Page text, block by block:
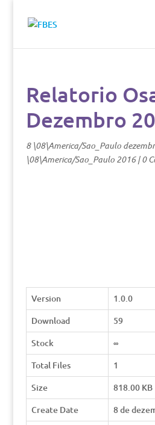
Relatorio
Dezembro
8 \08\America/Sao_Paulo
\08\America/Sao_Paulo 2016|0
Version
1.0.0
Download
59
Stock
∞
Total Files
1
Size
818.00 KB
Create Date
8 de